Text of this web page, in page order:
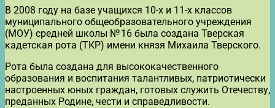
В 2008 году на базе учащихся 10-х и 11-х классов
муниципального общеобразовательного учреждения
(МОУ) средней школы № 16 была создана Тверская
кадетская рота (ТКР) имени князя Михаила Тверского.
Рота была создана для высококачественного
образования и воспитания талантливых, патриотически
настроенных юных граждан, готовых служить Отечеству,
преданных Родине, чести и справедливости.